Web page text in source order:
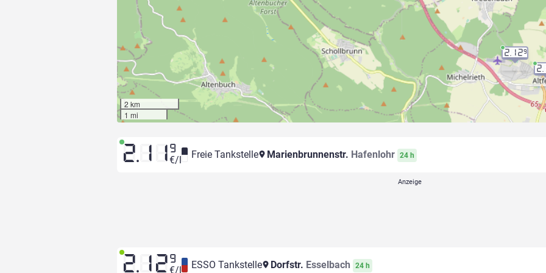
2.129
2 km
1 mi
2.11 9
€/l Freie Tankstelle Marienbrunnenstr. Hafenlohr 24 h
2.12 9
€/l ESSO Tankstelle Dorfstr. Esselbach 24 h